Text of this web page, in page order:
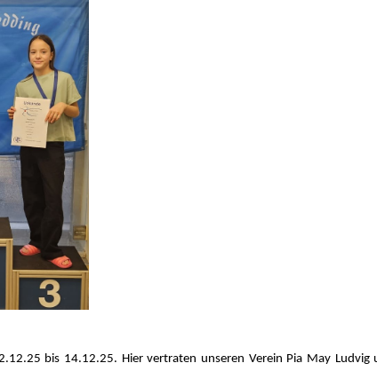
bis 14.12.25. Hier vertraten unseren Verein Pia May Ludvig